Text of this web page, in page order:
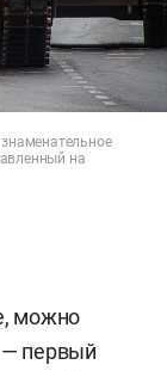
на
можно
— первый